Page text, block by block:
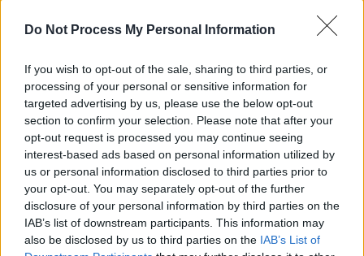
Do Not Process My Personal Information
If you wish to opt-out of the sale, sharing to third parties, or
processing of your personal or sensitive information for
targeted advertising by us, please use the below opt-out
section to confirm your selection. Please note that after your
opt-out request is processed you may continue seeing
interest-based ads based on personal information utilized by
us or personal information disclosed to third parties prior to
your opt-out. You may separately opt-out of the further
disclosure of your personal information by third parties on the
IAB’s list of downstream participants. This information may
also be disclosed by us to third parties on the IAB’s List of
δηλαδή αυτά που κάναμε ως ενισχυτική δόση
των 65 ετών», τονίζει στο ethnos.gr ο
καθηγητής Φαρμακολογίας του
Δημοκρίτειου Πανεπιστημίου Θράκης.
Μία έως τρεις εβδομάδες μετά το
εμβόλιο ο ενδεχόμενος κίνδυνος
Ο κ.Μανωλόπουλος αναφέρει ακόμα ότι ο
ενδεχόμενος αυξημένος κίνδυνος εμφάνισης
ισχαιμικών εγκεφαλικώνεπεισοδίων από το